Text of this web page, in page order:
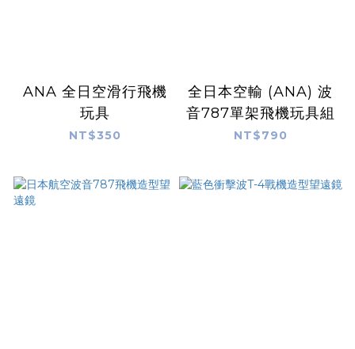
ANA 全日空滑行飛機
玩具
NT$350
全日本空輸 (ANA) 波
音787單架飛機玩具組
NT$790